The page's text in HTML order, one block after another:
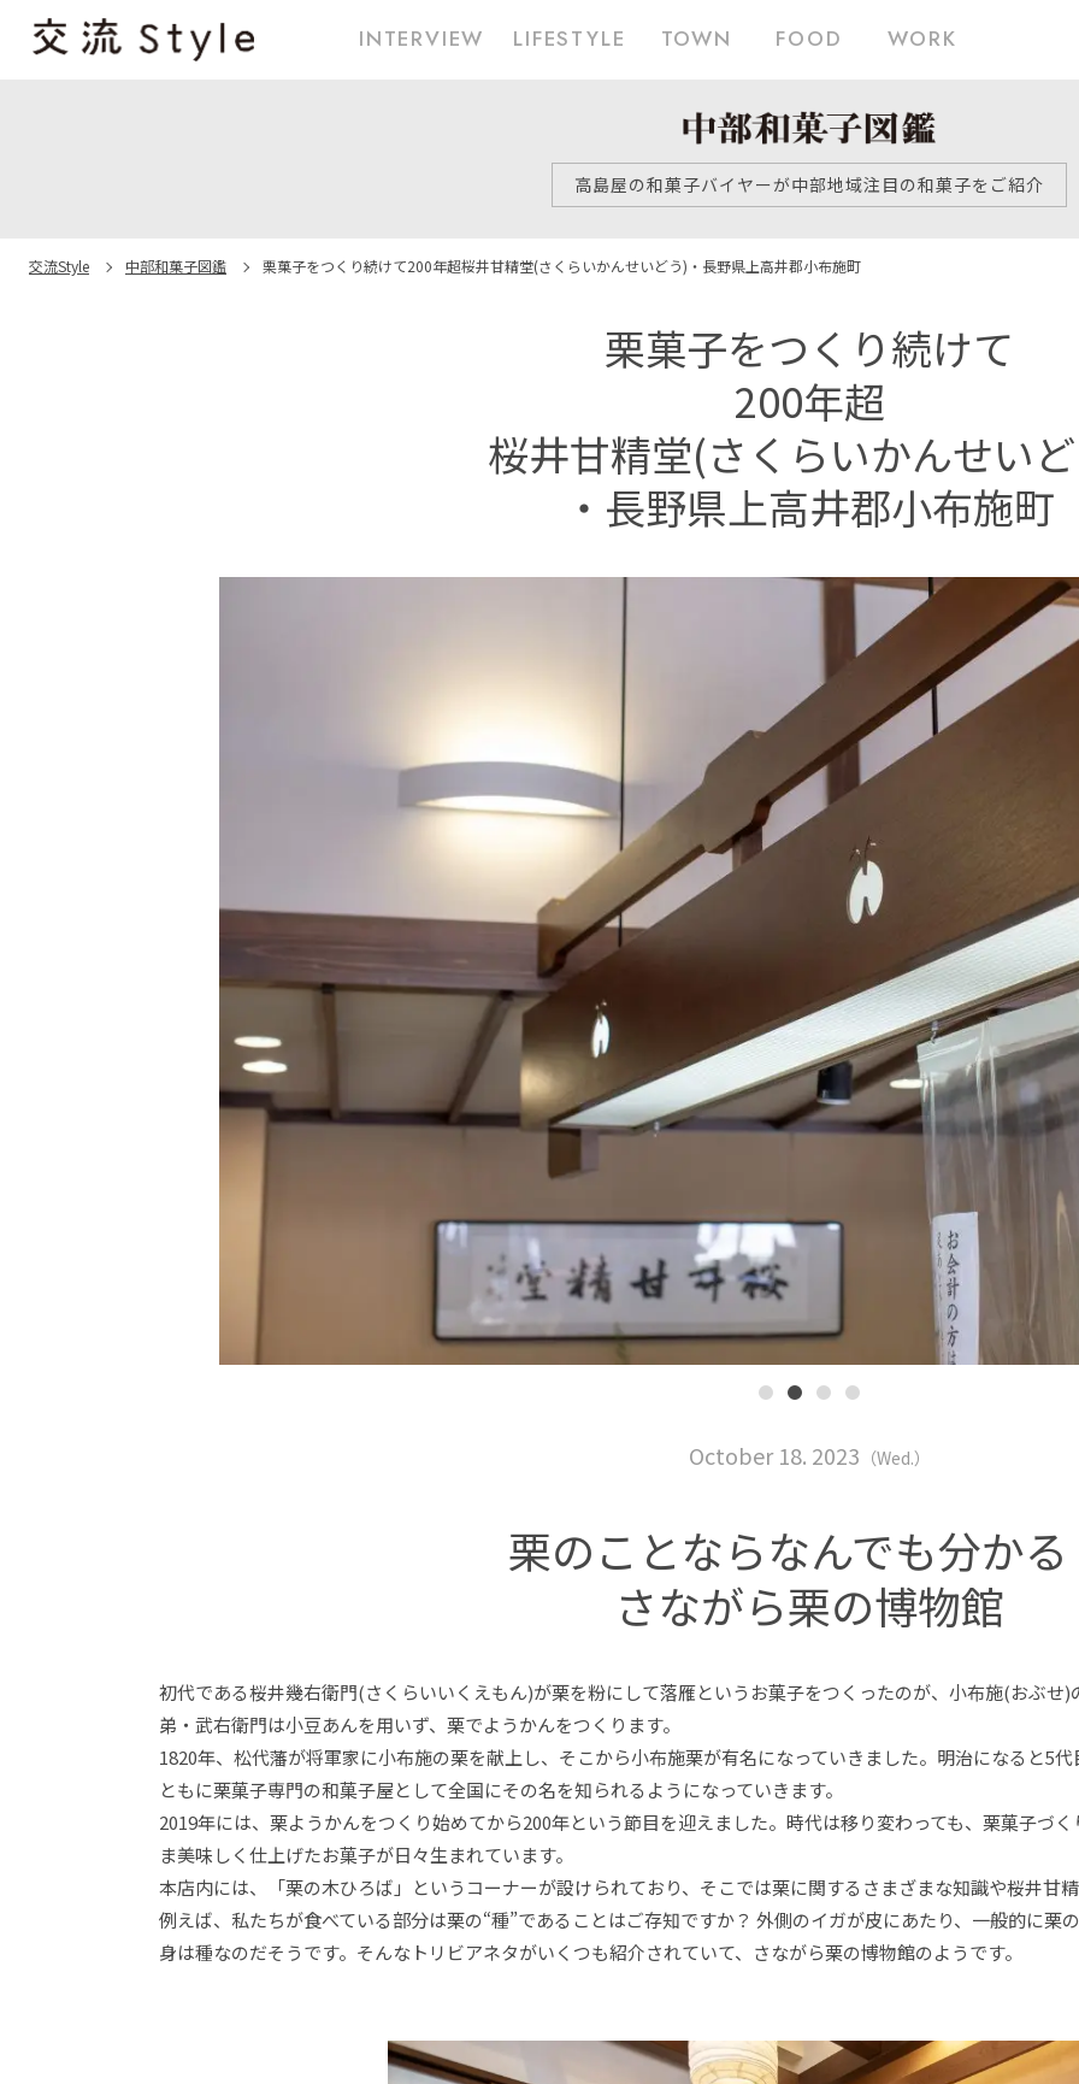
INTERVIEW LIFESTYLE TOWN FOOD WORK
高島屋の和菓子バイヤーが中部地域注目の和菓子をご紹介
交流Style 中部和菓子図鑑 栗菓子をつくり続けて200年超桜井甘精堂(さくらいかんせいどう) ・長野県上高井郡小布施町
栗菓子をつくり続けて
200年超
桜井甘精堂(さくらいかんせい
・長野県上高井郡小布施町
October 18. 2023 （Wed.）
栗のことならなんでも分か
さながら栗の博物館
初代である桜井幾右衛門(さくらいいくえもん)が栗を粉にして落雁というお菓子をつくったのが、小布施(おぶせ
弟・武右衛門は小豆あんを用いず、栗でようかんをつくります。
1820年、松代藩が将軍家に小布施の栗を献上し、そこから小布施栗が有名になっていきました。明治になると5
ともに栗菓子専門の和菓子屋として全国にその名を知られるようになっていきます。
2019年には、栗ようかんをつくり始めてから200年という節目を迎えました。時代は移り変わっても、栗菓子づ
ま美味しく仕上げたお菓子が日々生まれています。
本店内には、「栗の木ひろば」というコーナーが設けられており、そこでは栗に関するさまざまな知識や桜井甘
例えば、私たちが食べている部分は栗の“種”であることはご存知ですか？ 外側のイガが皮にあたり、一般的に栗
身は種なのだそうです。そんなトリビアネタがいくつも紹介されていて、さながら栗の博物館のようです。